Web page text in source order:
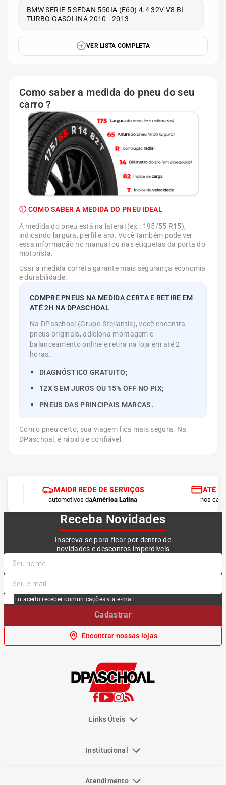
BMW SERIE 5 SEDAN 550IA (E60) 4.4 32V V8 BI
TURBO GASOLINA 2010 - 2013
VER LISTA COMPLETA
Como saber a medida do pneu do seu
carro ?
ⓘ COMO SABER A MEDIDA DO PNEU IDEAL
A medida do pneu está na lateral (ex.: 195/55 R15),
indicando largura, perfil e aro. Você também pode ver
essa informação no manual ou nas etiquetas da porta do
motorista.
Usar a medida correta garante mais segurança economia
e durabilidade.
COMPRE PNEUS NA MEDIDA CERTA E RETIRE EM
ATÉ 2H NA DPASCHOAL
Na DPaschoal (Grupo Stellantis), você encontra
pneus originais, adiciona montagem e
balanceamento online e retira na loja em até 2
horas.
DIAGNÓSTICO GRATUITO;
12X SEM JUROS OU 15% OFF NO PIX;
PNEUS DAS PRINCIPAIS MARCAS.
Com o pneu certo, sua viagem fica mais segura. Na
DPaschoal, é rápido e confiável.
MAIOR REDE DE SERVIÇOS
automotivos daAmérica Latina
ATÉ
nos
Receba Novidades
Inscreva-se para ficar por dentro de
novidades e descontos imperdíveis
Eu aceito receber comunicações via e-mail
Cadastrar
Encontrar nossas lojas
Links Úteis
Institucional
Atendimento